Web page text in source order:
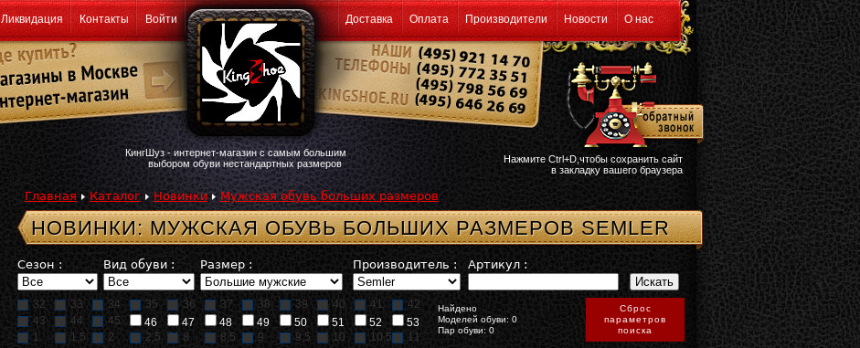
Ликвидация Контакты Войти Доставка Оплата Производители Новости О нас
КингШуз - интернет-магазин с самым большим
выбором обуви нестандартных размеров
Нажмите Ctrl+D,чтобы сохранить сайт
в закладку вашего браузера
Главная Каталог Новинки Мужская обувь больших размеров
НОВИНКИ: МУЖСКАЯ ОБУВЬ БОЛЬШИХ РАЗМЕРОВ SEMLER
Сезон : Вид обуви : Размер : Производитель : Артикул :
32 33 34 35 36 37 38 39 40 41
42
43
44 45 46 47 48 49 50 51 52
53
1
1,5 2 2,5 8 8,5 9 9,5 10 10,5 11
Найдено
Моделей обуви: 0
Пар обуви: 0
Сброс
параметров
поиска